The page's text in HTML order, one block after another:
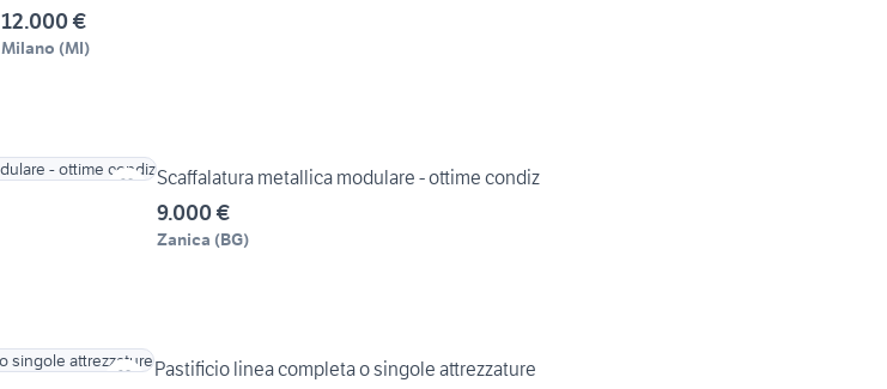
12.000 €
Milano (MI)
Scaffalatura metallica modulare - ottime condiz
9.000 €
Zanica (BG)
Pastificio linea completa o singole attrezzature